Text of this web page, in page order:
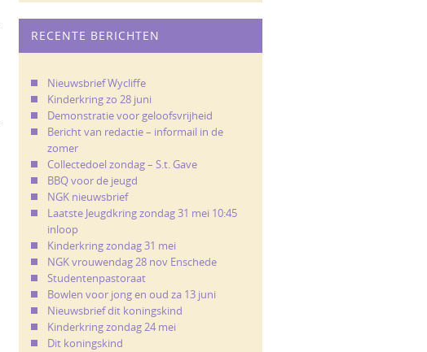
RECENTE BERICHTEN
Nieuwsbrief Wycliffe
Kinderkring zo 28 juni
Demonstratie voor geloofsvrijheid
Bericht van redactie – informail in de
zomer
Collectedoel zondag – S.t. Gave
BBQ voor de jeugd
NGK nieuwsbrief
Laatste Jeugdkring zondag 31 mei 10:45
inloop
Kinderkring zondag 31 mei
NGK vrouwendag 28 nov Enschede
Studentenpastoraat
Bowlen voor jong en oud za 13 juni
Nieuwsbrief dit koningskind
Kinderkring zondag 24 mei
Dit koningskind